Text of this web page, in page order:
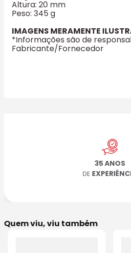
Altura: 20 mm
Peso: 345 g
IMAGENS MERAMENTE
*Informações são de
Fabricante/Fornecedor
35 ANOS
DE
Quem viu, viu também